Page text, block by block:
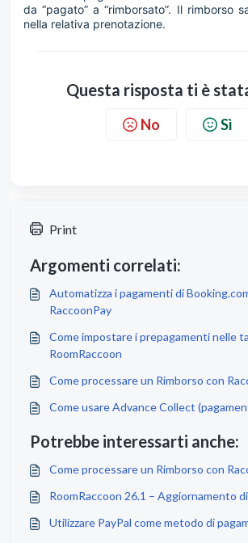
da “pagato” a “rimborsato”. Il rimborso
nella relativa prenotazione.
Questa risposta ti è
No Sì
Print
Argomenti correlati:
Automatizza i pagamenti di
RaccoonPay
Come impostare i prepagamenti nelle
RoomRaccoon
Come processare un Rimborso con
Come usare Advance Collect
Potrebbe interessarti anche:
Come processare un Rimborso con
RoomRaccoon 26.1 – Aggiornamento
Utilizzare PayPal come metodo di